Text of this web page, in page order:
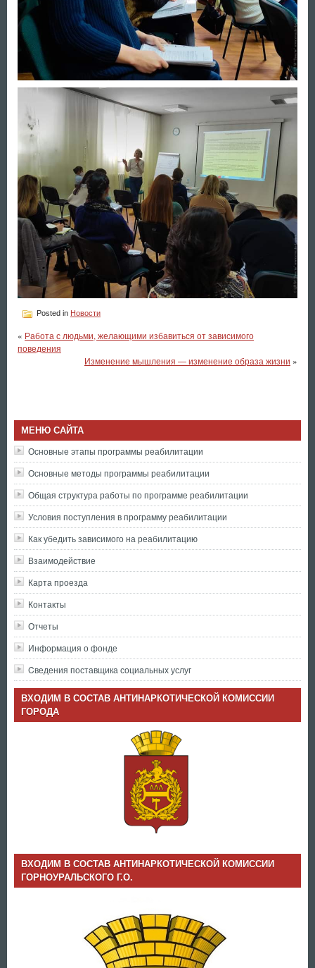
Posted in Новости
« Работа с людьми, желающими избавиться от зависимого
поведения
Изменение мышления — изменение образа жизни »
МЕНЮ САЙТА
Основные этапы программы реабилитации
Основные методы программы реабилитации
Общая структура работы по программе реабилитации
Условия поступления в программу реабилитации
Как убедить зависимого на реабилитацию
Взаимодействие
Карта проезда
Контакты
Отчеты
Информация о фонде
Cведения поставщика социальных услуг
ВХОДИМ В СОСТАВ АНТИНАРКОТИЧЕСКОЙ КОМИССИИ
ГОРОДА
ВХОДИМ В СОСТАВ АНТИНАРКОТИЧЕСКОЙ КОМИССИИ
ГОРНОУРАЛЬСКОГО Г.О.